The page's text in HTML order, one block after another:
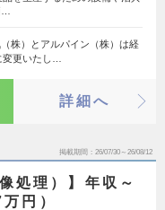
株）とアルパイン（株）は経
更いたし…
詳細へ
掲載期間 26/07/30～26/08/12
処理）】年収～
円）